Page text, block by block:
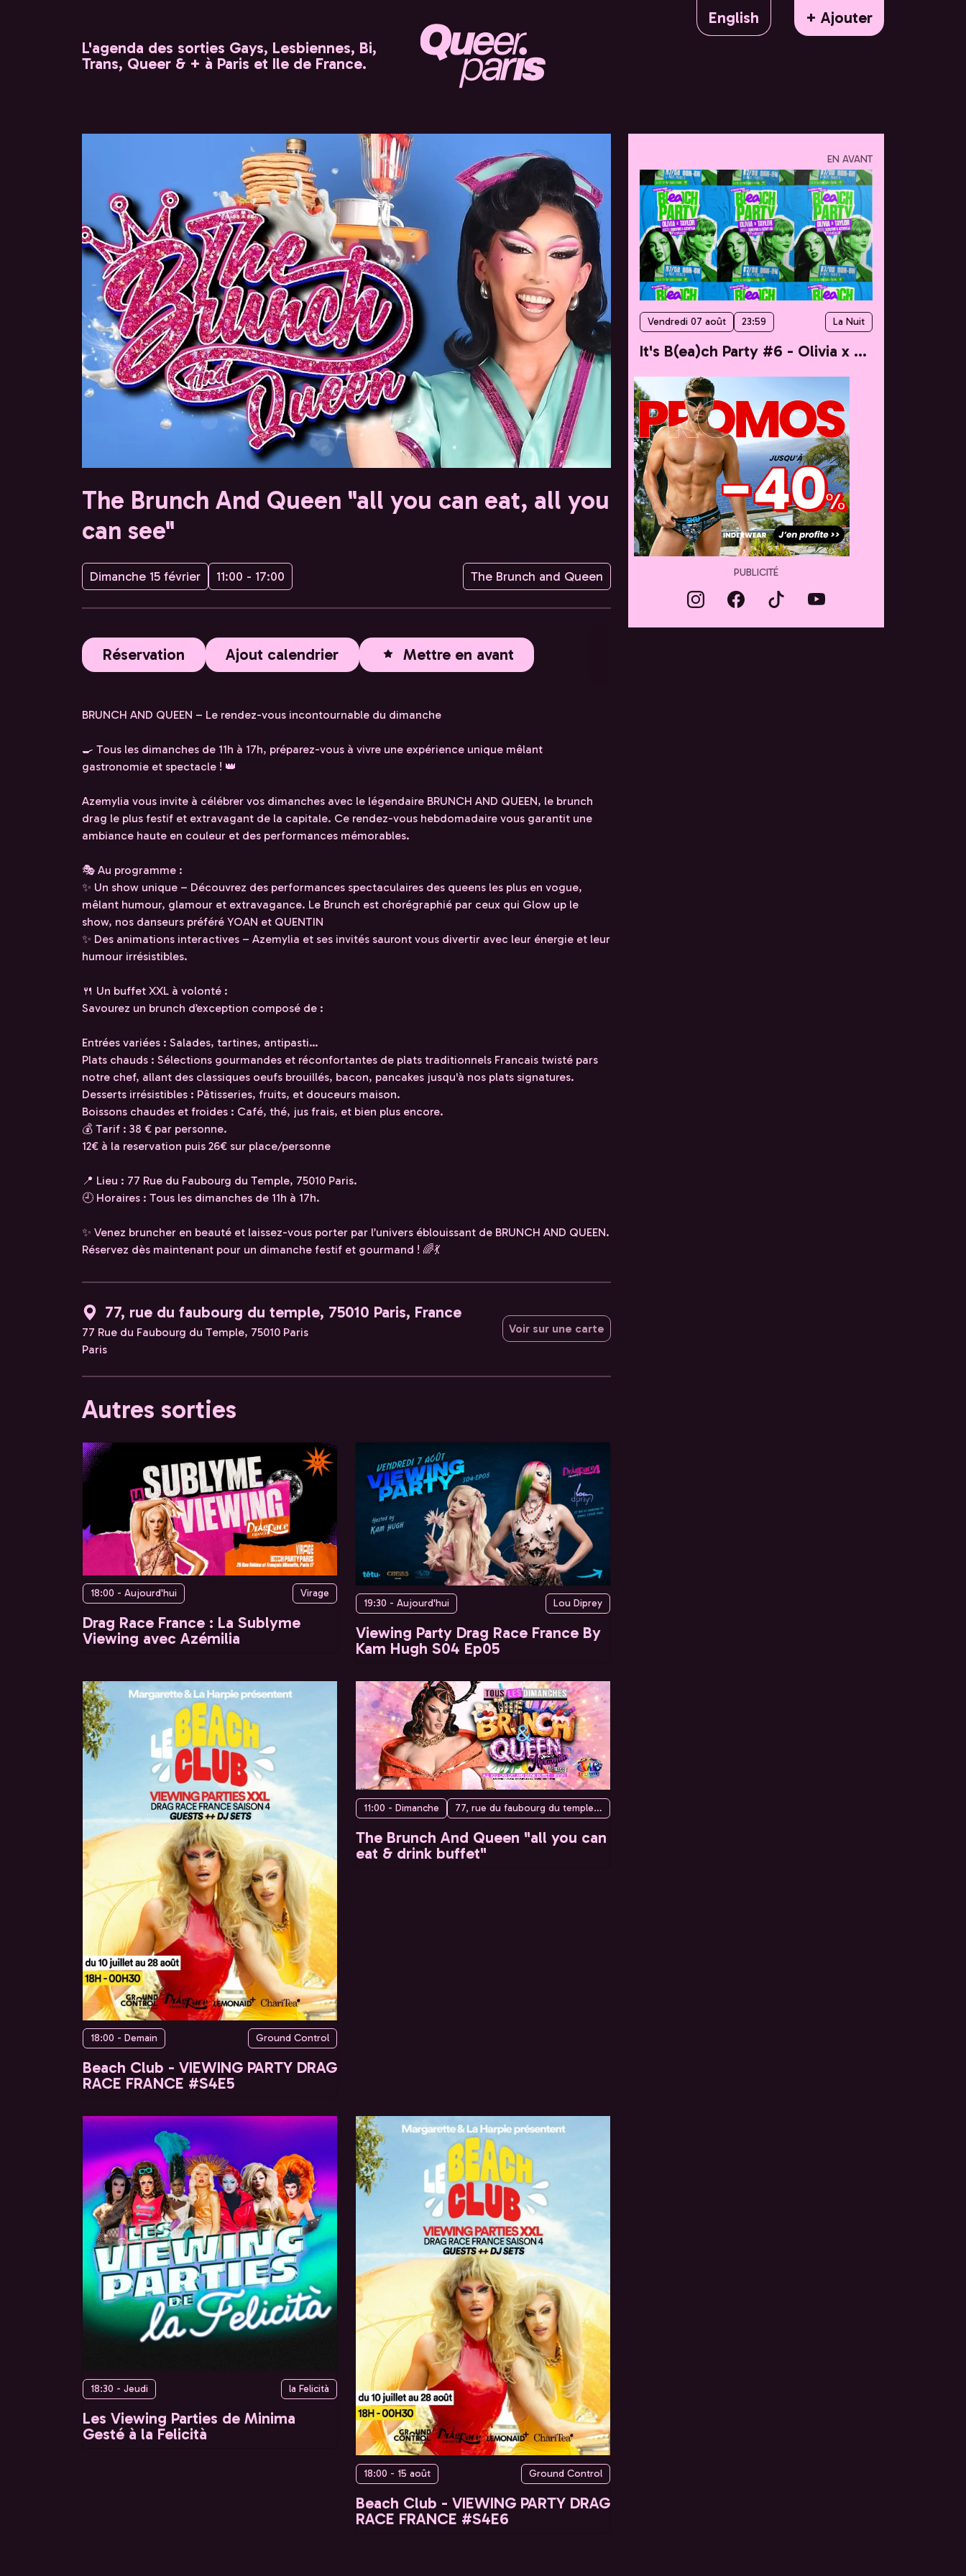
English
+ Ajouter
L'agenda des sorties Gays, Lesbiennes, Bi,
Trans, Queer & + à Paris et Ile de France.
The Brunch And Queen "all you can eat, all you
can see"
Dimanche 15 février 11:00 - 17:00 The Brunch and Queen
Réservation Ajout calendrier Mettre en avant
BRUNCH AND QUEEN – Le rendez-vous incontournable du dimanche
🍳 Tous les dimanches de 11h à 17h, préparez-vous à vivre une expérience unique mêlant
gastronomie et spectacle ! 👑
Azemylia vous invite à célébrer vos dimanches avec le légendaire BRUNCH AND QUEEN, le brunch
drag le plus festif et extravagant de la capitale. Ce rendez-vous hebdomadaire vous garantit une
ambiance haute en couleur et des performances mémorables.
🎭 Au programme :
✨ Un show unique – Découvrez des performances spectaculaires des queens les plus en vogue,
mêlant humour, glamour et extravagance. Le Brunch est chorégraphié par ceux qui Glow up le
show, nos danseurs préféré YOAN et QUENTIN
✨ Des animations interactives – Azemylia et ses invités sauront vous divertir avec leur énergie et leur
humour irrésistibles.
🍴 Un buffet XXL à volonté :
Savourez un brunch d’exception composé de :
Entrées variées : Salades, tartines, antipasti…
Plats chauds : Sélections gourmandes et réconfortantes de plats traditionnels Francais twisté pars
notre chef, allant des classiques oeufs brouillés, bacon, pancakes jusqu'à nos plats signatures.
Desserts irrésistibles : Pâtisseries, fruits, et douceurs maison.
Boissons chaudes et froides : Café, thé, jus frais, et bien plus encore.
💰 Tarif : 38 € par personne.
12€ à la reservation puis 26€ sur place/personne
📍 Lieu : 77 Rue du Faubourg du Temple, 75010 Paris.
🕘 Horaires : Tous les dimanches de 11h à 17h.
✨ Venez bruncher en beauté et laissez-vous porter par l’univers éblouissant de BRUNCH AND QUEEN.
Réservez dès maintenant pour un dimanche festif et gourmand ! 🌈💃
77, rue du faubourg du temple, 75010 Paris, France
77 Rue du Faubourg du Temple, 75010 Paris
Paris
Voir sur une carte
Autres sorties
18:00 - Aujourd'hui Virage
Drag Race France : La Sublyme
Viewing avec Azémilia
19:30 - Aujourd'hui Lou Diprey
Viewing Party Drag Race France By
Kam Hugh S04 Ep05
18:00 - Demain Ground Control
Beach Club - VIEWING PARTY DRAG
RACE FRANCE #S4E5
11:00 - Dimanche 77, rue du faubourg du temple, 75010 Paris, France
The Brunch And Queen "all you can
eat & drink buffet"
18:30 - Jeudi la Felicità
Les Viewing Parties de Minima
Gesté à la Felicità
18:00 - 15 août Ground Control
Beach Club - VIEWING PARTY DRAG
RACE FRANCE #S4E6
EN AVANT
Vendredi 07 août 23:59 La Nuit
It's B(ea)ch Party #6 - Olivia x Taylor
PUBLICITÉ